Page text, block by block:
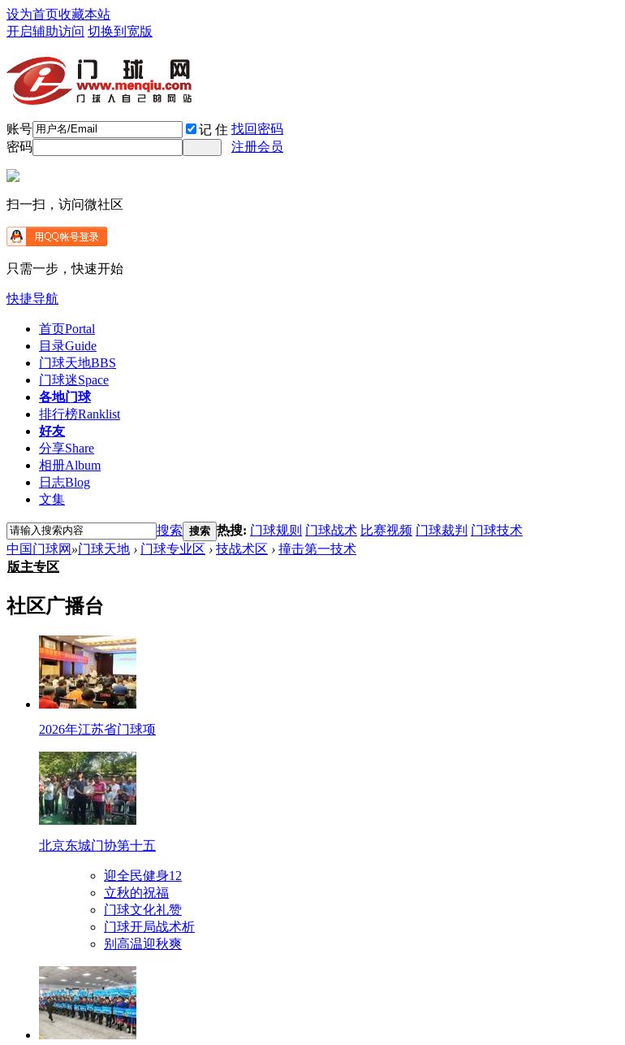
设为首页收藏本站
开启辅助访问 切换到宽版
账号 记 住 找回密码
密码
注册会员
扫一扫，访问微社区
只需一步，快速开始
快捷导航
首页Portal
目录Guide
门球天地BBS
门球迷Space
各地门球
排行榜Ranklist
好友
分享Share
相册Album
日志Blog
文集
搜索 搜索 热搜: 门球规则 门球战术 比赛视频 门球裁判 门球技术
中国门球网 »门球天地 › 门球专业区 › 技战术区 › 撞击第一技术
版主专区
社区广播台
2026年江苏省门球项
北京东城门协第十五
迎全民健身12
立秋的祝福
门球文化礼赞
门球开局战术析
别高温迎秋爽